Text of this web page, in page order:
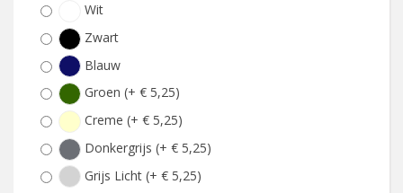
Wit
Zwart
Blauw
Groen (+ € 5,25)
Creme (+ € 5,25)
Donkergrijs (+ € 5,25)
Grijs Licht (+ € 5,25)